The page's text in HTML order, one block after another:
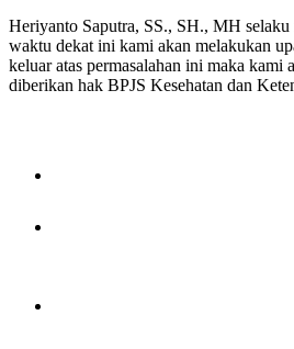
Heriyanto Saputra, SS., SH., MH
waktu dekat ini kami akan melakukan
keluar atas permasalahan ini maka
diberikan hak BPJS Kesehatan dan